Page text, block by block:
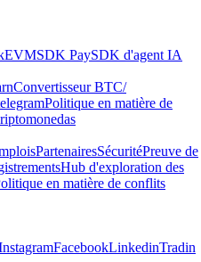
SDK PaySDK d'agent IA
Convertisseur BTC/
Politique en matière de
PartenairesSécuritéPreuve de
Hub d'exploration des
en matière de conflits
FacebookLinkedinTradin